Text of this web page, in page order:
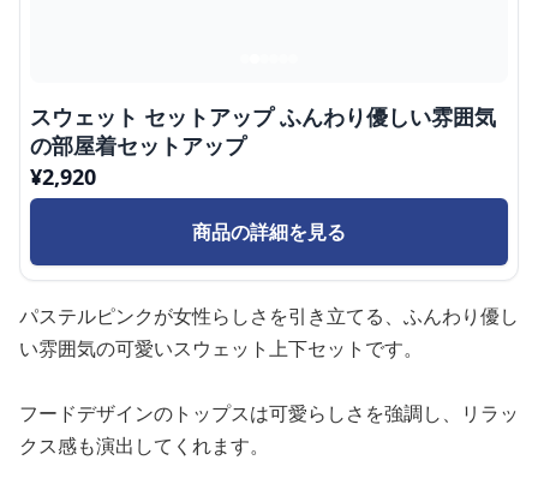
スウェット セットアップ ふんわり優しい雰囲気
の部屋着セットアップ
¥2,920
商品の詳細を見る
パステルピンクが女性らしさを引き立てる、ふんわり優し
い雰囲気の可愛いスウェット上下セットです。
フードデザインのトップスは可愛らしさを強調し、リラッ
クス感も演出してくれます。